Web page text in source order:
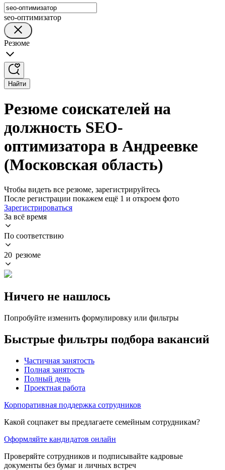
seo-оптимизатор
Резюме
Найти
Резюме соискателей на
должность SEO-
оптимизатора в Андреевке
(Московская область)
Чтобы видеть все резюме, зарегистрируйтесь
После регистрации покажем ещё 1 и откроем фото
Зарегистрироваться
За всё время
По соответствию
20 резюме
Ничего не нашлось
Попробуйте изменить формулировку или фильтры
Быстрые фильтры подбора вакансий
Частичная занятость
Полная занятость
Полный день
Проектная работа
Корпоративная поддержка сотрудников
Какой соцпакет вы предлагаете семейным сотрудникам?
Оформляйте кандидатов онлайн
Проверяйте сотрудников и подписывайте кадровые
документы без бумаг и личных встреч